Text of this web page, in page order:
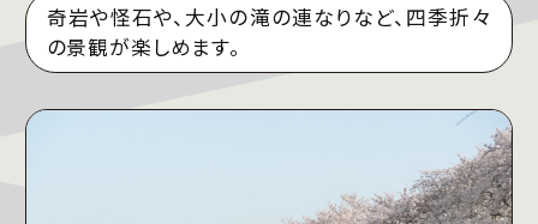
奇岩や怪石や、大小の滝の連なりなど、四季折々
の景観が楽しめます。